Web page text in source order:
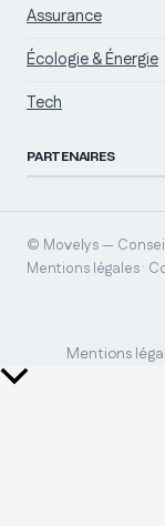
Assurance
Écologie & Énergie
Tech
PARTENAIRES
© Movelys —
Mentions légales ·
Mentions